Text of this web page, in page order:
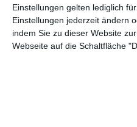
Einstellungen gelten lediglich
Einstellungen jederzeit ändern
indem Sie zu dieser Website
Webseite auf die Schaltfläche
Glückwunsch